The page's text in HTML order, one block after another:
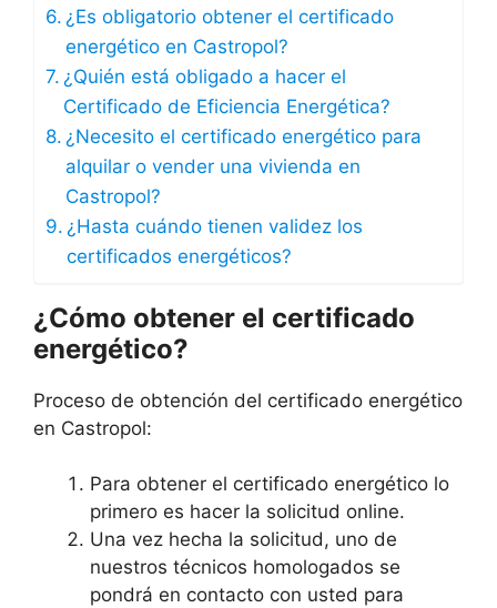
¿Es obligatorio obtener el certificado
energético en Castropol?
¿Quién está obligado a hacer el
Certificado de Eficiencia Energética?
¿Necesito el certificado energético para
alquilar o vender una vivienda en
Castropol?
¿Hasta cuándo tienen validez los
certificados energéticos?
¿Cómo obtener el certificado
energético?
Proceso de obtención del certificado energético
en Castropol:
Para obtener el certificado energético lo
primero es hacer la solicitud online.
Una vez hecha la solicitud, uno de
nuestros técnicos homologados se
pondrá en contacto con usted para